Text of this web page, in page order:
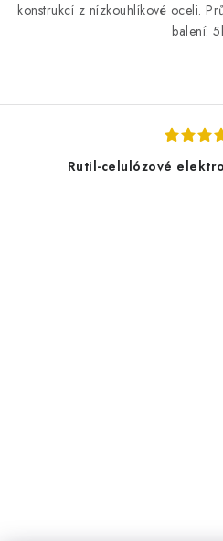
konstrukcí z nízkouhlíkové oceli.
balení:
Rutil-celulózové